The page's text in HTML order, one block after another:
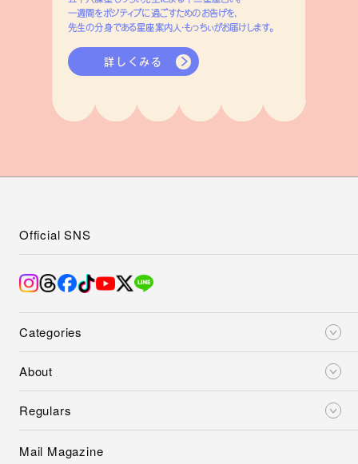
一週間をポジティブに過ごすためのお告げを、
先生の分身である星座案内人・もっちぃがお届けします。
詳しくみる
Categories
About
Regulars
Official SNS
Mail Magazine